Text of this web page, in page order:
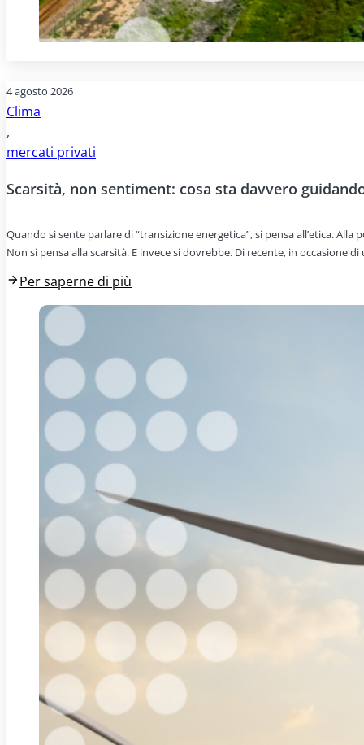
4 agosto 2026
Clima
,
mercati privati
Scarsità, non sentiment: cosa sta davvero
Quando si sente parlare di “transizione energetica”, si pensa all’etica.
Non si pensa alla scarsità. E invece si dovrebbe. Di recente, in
Per saperne di più